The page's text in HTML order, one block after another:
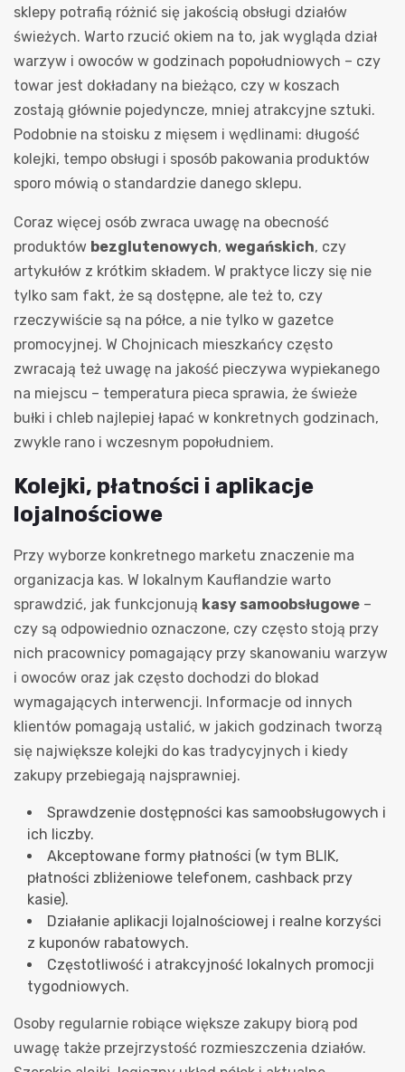
sklepy potrafią różnić się jakością obsługi działów
świeżych. Warto rzucić okiem na to, jak wygląda dział
warzyw i owoców w godzinach popołudniowych – czy
towar jest dokładany na bieżąco, czy w koszach
zostają głównie pojedyncze, mniej atrakcyjne sztuki.
Podobnie na stoisku z mięsem i wędlinami: długość
kolejki, tempo obsługi i sposób pakowania produktów
sporo mówią o standardzie danego sklepu.
Coraz więcej osób zwraca uwagę na obecność
produktów bezglutenowych, wegańskich, czy
artykułów z krótkim składem. W praktyce liczy się nie
tylko sam fakt, że są dostępne, ale też to, czy
rzeczywiście są na półce, a nie tylko w gazetce
promocyjnej. W Chojnicach mieszkańcy często
zwracają też uwagę na jakość pieczywa wypiekanego
na miejscu – temperatura pieca sprawia, że świeże
bułki i chleb najlepiej łapać w konkretnych godzinach,
zwykle rano i wczesnym popołudniem.
Kolejki, płatności i aplikacje
lojalnościowe
Przy wyborze konkretnego marketu znaczenie ma
organizacja kas. W lokalnym Kauflandzie warto
sprawdzić, jak funkcjonują kasy samoobsługowe –
czy są odpowiednio oznaczone, czy często stoją przy
nich pracownicy pomagający przy skanowaniu warzyw
i owoców oraz jak często dochodzi do blokad
wymagających interwencji. Informacje od innych
klientów pomagają ustalić, w jakich godzinach tworzą
się największe kolejki do kas tradycyjnych i kiedy
zakupy przebiegają najsprawniej.
Sprawdzenie dostępności kas samoobsługowych i
ich liczby.
Akceptowane formy płatności (w tym BLIK,
płatności zbliżeniowe telefonem, cashback przy
kasie).
Działanie aplikacji lojalnościowej i realne korzyści
z kuponów rabatowych.
Częstotliwość i atrakcyjność lokalnych promocji
tygodniowych.
Osoby regularnie robiące większe zakupy biorą pod
uwagę także przejrzystość rozmieszczenia działów.